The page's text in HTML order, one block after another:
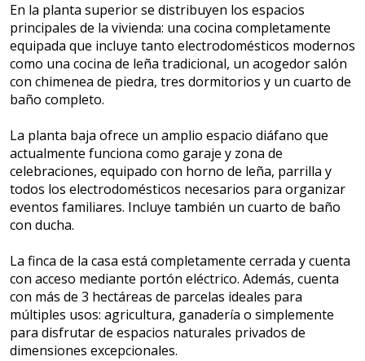
En la planta superior se distribuyen los espacios
principales de la vivienda: una cocina completamente
equipada que incluye tanto electrodomésticos modernos
como una cocina de leña tradicional, un acogedor salón
con chimenea de piedra, tres dormitorios y un cuarto de
baño completo.
La planta baja ofrece un amplio espacio diáfano que
actualmente funciona como garaje y zona de
celebraciones, equipado con horno de leña, parrilla y
todos los electrodomésticos necesarios para organizar
eventos familiares. Incluye también un cuarto de baño
con ducha.
La finca de la casa está completamente cerrada y cuenta
con acceso mediante portón eléctrico. Además, cuenta
con más de 3 hectáreas de parcelas ideales para
múltiples usos: agricultura, ganadería o simplemente
para disfrutar de espacios naturales privados de
dimensiones excepcionales.